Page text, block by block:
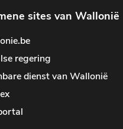
sites van Wallonië
regering
dienst van Wallonië